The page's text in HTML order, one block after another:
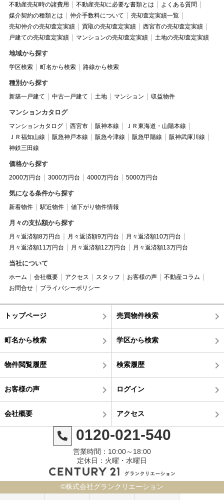
不動産売却時の諸費用
不動産売却に必要な書類とは
よくある質問
媒介契約の種類とは
仲介手数料について
売却査定実績一覧
売却仲介の売却査定実績
買取の売却査定実績
西宮市の売却査定実績
戸建ての売却査定実績
マンションの売却査定実績 土地の売却査定実績
地域から探す
学区検索 町名から検索 路線から検索
種別から探す
新築一戸建て 中古一戸建て 土地 マンション 収益物件
マンションカタログ
マンションカタログ 西宮市 阪神本線
ＪＲ東海道・山陽本線
ＪＲ福知山線
阪急神戸本線 阪急今津線 阪急甲陽線
阪神武庫川線
神鉄三田線
価格から探す
2000万円台 3000万円台 4000万円台 5000万円台
気になる条件から探す
新着物件 駅近物件 値下がり物件情報
月々の支払額から探す
月々返済額8万円台 月々返済額9万円台
月々返済額10万円台
月々返済額11万円台
月々返済額12万円台 月々返済額13万円台
当社について
ホーム 会社概要 アクセス スタッフ お客様の声
不動産コラム
お問合せ
プライバシーポリシー
トップページ 売買物件検索
町名から検索 学区から検索
物件閲覧履歴 検索履歴
お客様の声 ログイン
会社概要 アクセス
0120-021-540
営業時間：10:00～18:00
定休日：火曜・水曜日
©株式会社グランクリエーション